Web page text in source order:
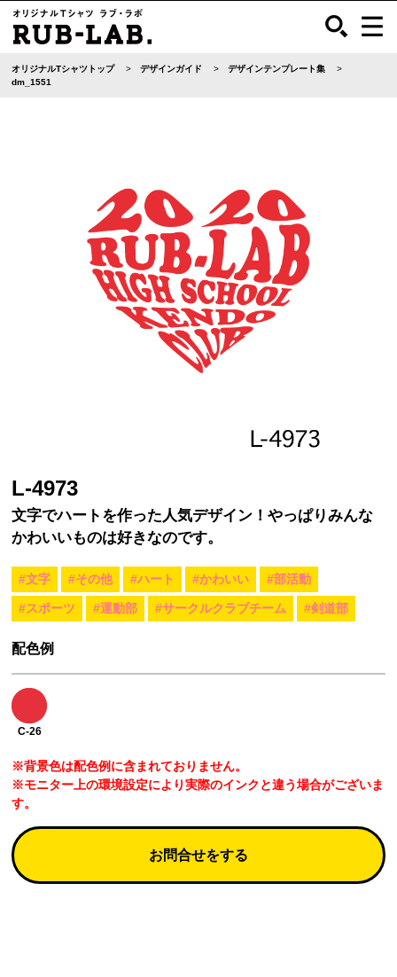
オリジナルTシャツトップ デザインガイド
デザインテンプレート集
dm_1551
L-4973
文字でハートを作った人気デザイン！やっぱりみんな
かわいいものは好きなのです。
#文字 #その他 #ハート #かわいい #部活動
#スポーツ #運動部 #サークルクラブチーム #剣道部
配色例
C-26
※背景色は配色例に含まれておりません。
※モニター上の環境設定により実際のインクと違う場合がございま
す。
お問合せをする